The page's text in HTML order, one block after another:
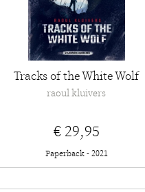
Tracks of the White Wolf
raoul kluivers
€ 29,95
Paperback - 2021